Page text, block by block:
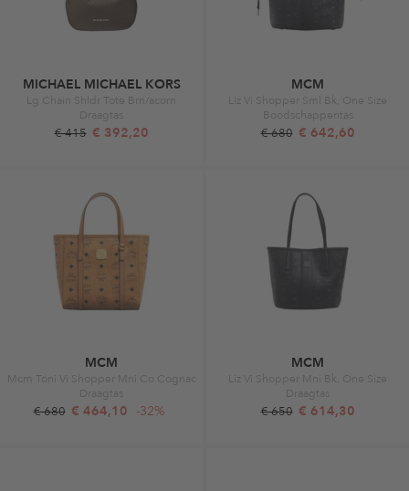
MICHAEL MICHAEL KORS
Lg Chain Shldr Tote Brn/acorn
Draagtas
€ 415 € 392,20
MCM
Liz Vi Shopper Sml Bk, One Size
Boodschappentas
€ 680 € 642,60
MCM
Mcm Toni Vi Shopper Mni Co Cognac
Draagtas
€ 680 € 464,10 -32%
MCM
Liz Vi Shopper Mni Bk, One Size
Draagtas
€ 650 € 614,30